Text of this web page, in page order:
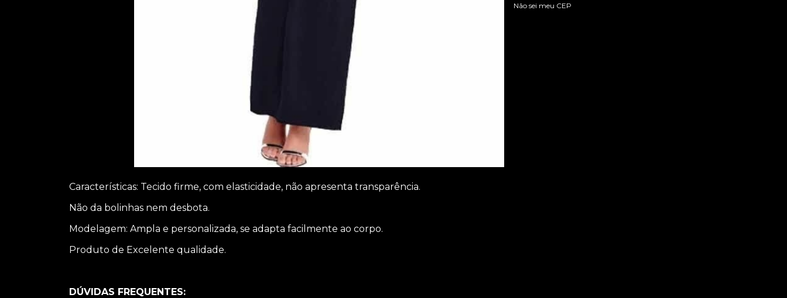
Características: Tecido firme, com elasticidade, não apresenta transparência.
Não da bolinhas nem desbota.
Modelagem: Ampla e personalizada, se adapta facilmente ao corpo.
Produto de Excelente qualidade.
DÚVIDAS FREQUENTES:
Não sei meu CEP